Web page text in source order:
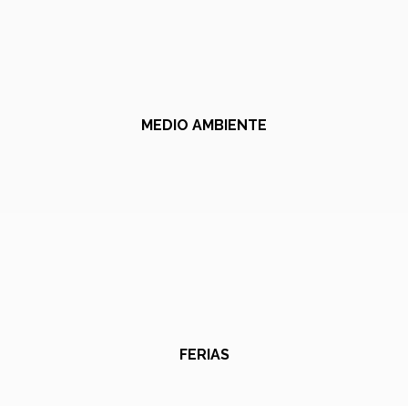
MEDIO AMBIENTE
FERIAS